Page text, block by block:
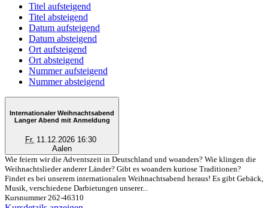
Titel aufsteigend
Titel absteigend
Datum aufsteigend
Datum absteigend
Ort aufsteigend
Ort absteigend
Nummer aufsteigend
Nummer absteigend
Internationaler Weihnachtsabend
Langer Abend mit Anmeldung
Fr. 11.12.2026 16:30
Aalen
Wie feiern wir die Adventszeit in Deutschland und woanders? Wie klingen die
Weihnachtslieder anderer Länder? Gibt es woanders kuriose Traditionen?
Findet es bei unserem internationalen Weihnachtsabend heraus! Es gibt Gebäck,
Musik, verschiedene Darbietungen unserer...
Kursnummer 262-46310